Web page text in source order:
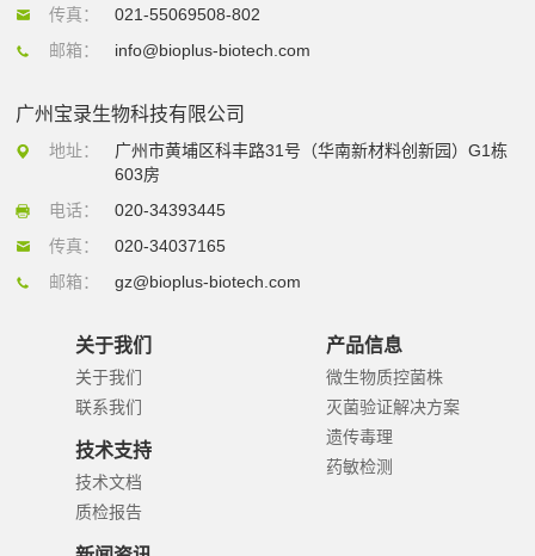
传真：
021-55069508-802
邮箱：
info@bioplus-biotech.com
广州宝录生物科技有限公司
地址：
广州市黄埔区科丰路31号（华南新材料创新园）G1栋
603房
电话：
020-34393445
传真：
020-34037165
邮箱：
gz@bioplus-biotech.com
关于我们
关于我们
联系我们
技术支持
技术文档
质检报告
产品信息
微生物质控菌株
灭菌验证解决方案
遗传毒理
药敏检测